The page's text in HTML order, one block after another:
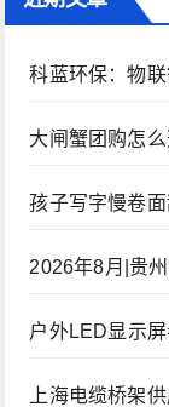
科蓝环保：物
大闸蟹团购怎
孩子写字慢卷
2026年8月|贵
户外LED显示
上海电缆桥架